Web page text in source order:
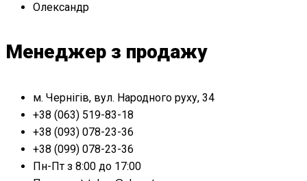
Олександр
Менеджер з продажу
м. Чернігів, вул. Народного руху, 34
+38 (063) 519-83-18
+38 (093) 078-23-36
+38 (099) 078-23-36
Пн-Пт з 8:00 до 17:00